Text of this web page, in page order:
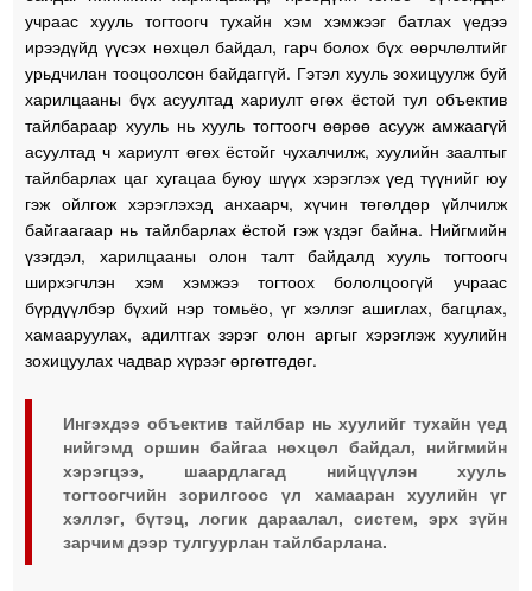
учраас хууль тогтоогч тухайн хэм хэмжээг батлах үедээ
ирээдүйд үүсэх нөхцөл байдал, гарч болох бүх өөрчлөлтийг
урьдчилан тооцоолсон байдаггүй. Гэтэл хууль зохицуулж буй
харилцааны бүх асуултад хариулт өгөх ёстой тул объектив
тайлбараар хууль нь хууль тогтоогч өөрөө асууж амжаагүй
асуултад ч хариулт өгөх ёстойг чухалчилж, хуулийн заалтыг
тайлбарлах цаг хугацаа буюу шүүх хэрэглэх үед түүнийг юу
гэж ойлгож хэрэглэхэд анхаарч, хүчин төгөлдөр үйлчилж
байгаагаар нь тайлбарлах ёстой гэж үздэг байна. Нийгмийн
үзэгдэл, харилцааны олон талт байдалд хууль тогтоогч
ширхэгчлэн хэм хэмжээ тогтоох бололцоогүй учраас
бүрдүүлбэр бүхий нэр томьёо, үг хэллэг ашиглах, багцлах,
хамааруулах, адилтгах зэрэг олон аргыг хэрэглэж хуулийн
зохицуулах чадвар хүрээг өргөтгөдөг.
Ингэхдээ объектив тайлбар нь хуулийг тухайн үед
нийгэмд оршин байгаа нөхцөл байдал, нийгмийн
хэрэгцээ, шаардлагад нийцүүлэн хууль
тогтоогчийн зорилгоос үл хамааран хуулийн үг
хэллэг, бүтэц, логик дараалал, систем, эрх зүйн
зарчим дээр тулгуурлан тайлбарлана.